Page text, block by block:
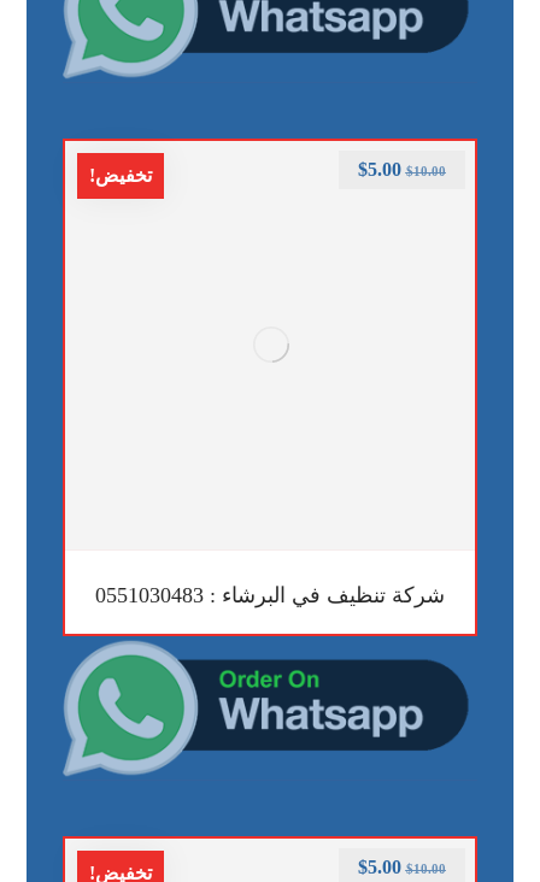
تخفيض!
شركة تنظيف في البرشاء : 0551030483
$10.00
$5.00
تخفيض! $10.00
$5.00